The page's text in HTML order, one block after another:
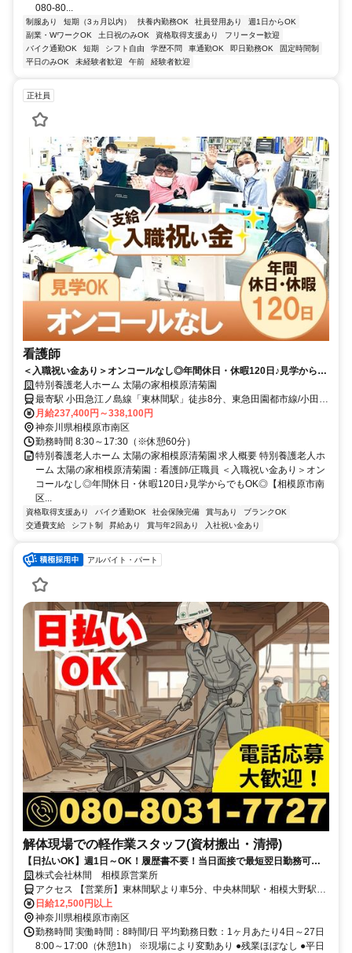
080-80...
制服あり 短期（3ヵ月以内） 扶養内勤務OK 社員登用あり
週1日からOK
副業・WワークOK
土日祝のみOK 資格取得支援あり
フリーター歓迎
バイク通勤OK
短期 シフト自由 学歴不問 車通勤OK 即日勤務OK
固定時間制
平日のみOK
未経験者歓迎 午前 経験者歓迎
正社員
看護師
＜入職祝い金あり＞オンコールなし◎年間休日・休暇120日♪見学からで
もOK◎【相模原市南区、東林間駅、特養、看護師、正職員】
特別養護老人ホーム 太陽の家相模原清菊園
最寄駅 小田急江ノ島線「東林間駅」徒歩8分、東急田園都市線/小田急
江ノ島線「中央林間駅」徒歩18分、小田急小田原線/江ノ島線「相模
大野駅」から神奈川中央交通バス「くぬぎ台小学校入口」バス停下
車、徒歩9分
月給237,400円～338,100円
神奈川県相模原市南区
勤務時間 8:30～17:30（※休憩60分）
特別養護老人ホーム 太陽の家相模原清菊園 求人概要 特別養護老人ホ
ーム 太陽の家相模原清菊園：看護師/正職員 ＜入職祝い金あり＞オン
コールなし◎年間休日・休暇120日♪見学からでもOK◎【相模原市南
区...
資格取得支援あり バイク通勤OK 社会保険完備 賞与あり
ブランクOK
交通費支給
シフト制 昇給あり 賞与年2回あり 入社祝い金あり
アルバイト・パート
解体現場での軽作業スタッフ(資材搬出・清掃)
【日払いOK】週1日～OK！履歴書不要！当日面接で最短翌日勤務可！
TEL：080-8031-7727
株式会社林間 相模原営業所
アクセス 【営業所】東林間駅より車5分、中央林間駅・相模大野駅よ
り車10分
日給12,500円以上
神奈川県相模原市南区
勤務時間 実働時間：8時間/日 平均勤務日数：1ヶ月あたり4日～27日
8:00～17:00（休憩1h） ※現場により変動あり ●残業ほぼなし ●平日